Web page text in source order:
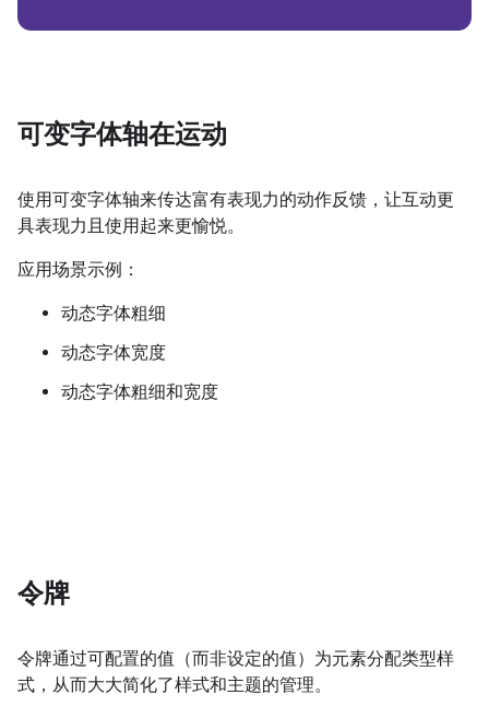
可变字体轴在运动
使用可变字体轴来传达富有表现力的动作反馈，让互动更
具表现力且使用起来更愉悦。
应用场景示例：
动态字体粗细
动态字体宽度
动态字体粗细和宽度
令牌
令牌通过可配置的值（而非设定的值）为元素分配类型样
式，从而大大简化了样式和主题的管理。